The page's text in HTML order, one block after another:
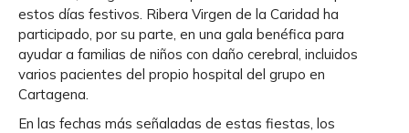
estos días festivos. Ribera Virgen de la Caridad ha
participado, por su parte, en una gala benéfica para
ayudar a familias de niños con daño cerebral, incluidos
varios pacientes del propio hospital del grupo en
Cartagena.
En las fechas más señaladas de estas fiestas, los